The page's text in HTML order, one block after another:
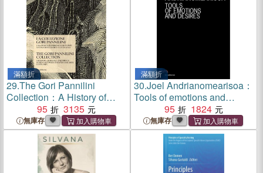
滿額折
29.The Gori Pannilini
Collection：A History of
people and prints in Siena
between the 18th and 20th
centuries
95 3135
無庫存
滿額折
30.Joel Andrianomearisoa：
Tools of emotions and
95 1824
無庫存